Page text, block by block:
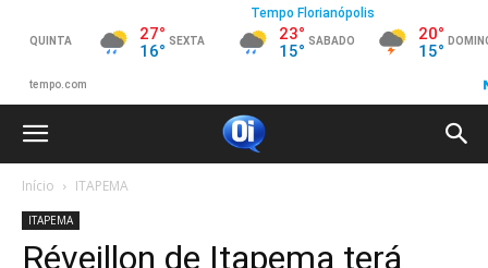
Início ITAPEMA
ITAPEMA
Réveillon de Itapema terá